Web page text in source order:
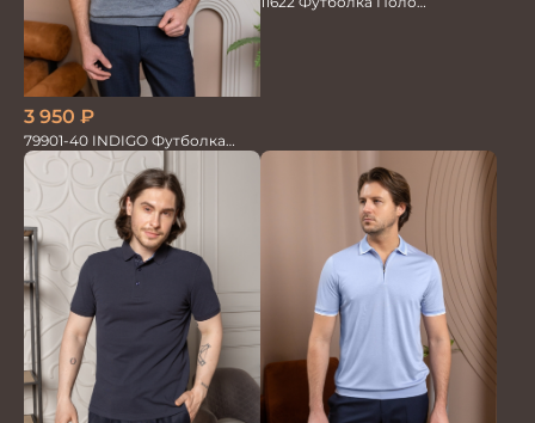
3 950 ₽
79901-40 INDIGO Футболка
Поло